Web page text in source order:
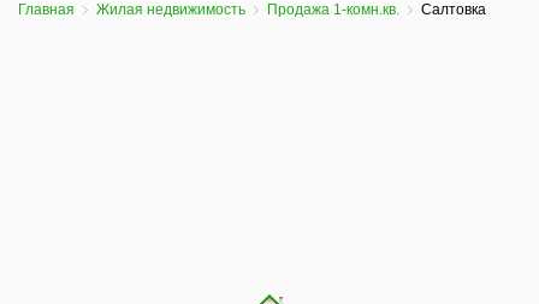
Главная Жилая недвижимость Продажа 1-комн.кв. Салтовка